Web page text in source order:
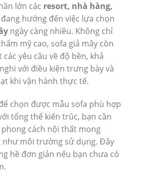
lớn các resort, nhà hàng,
đang hướng đến việc lựa chọn
ngày càng nhiều. Không chỉ
mỹ cao, sofa giả mây còn
yêu cầu về độ bền, khả
với điều kiện trưng bày và
khi vận hành thực tế.
chọn được mẫu sofa phù hợp
tổng thể kiến trúc, bạn cần
cách nội thất mong
như môi trường sử dụng. Đây
hề đơn giản nếu bạn chưa có